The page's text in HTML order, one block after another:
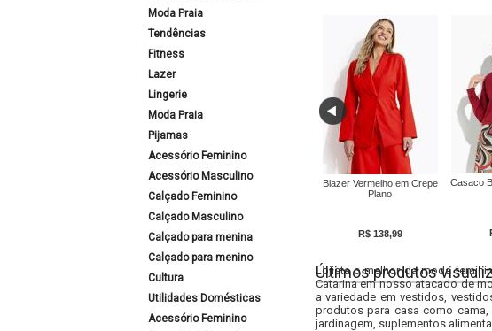
Moda Praia
Tendências
Fitness
Lazer
Lingerie
Moda Praia
Pijamas
Acessório Feminino
Acessório Masculino
Calçado Feminino
Calçado Masculino
Calçado para menina
Calçado para menino
Cultura
Utilidades Domésticas
Acessório Feminino
Blazer Vermelho em Crepe
Plano
R$ 138,99
Casaco
Últimos produtos
Lojista o melhor da moda
Catarina em nosso atacado de
a variedade em vestidos,
produtos para casa como
jardinagem, suplementos